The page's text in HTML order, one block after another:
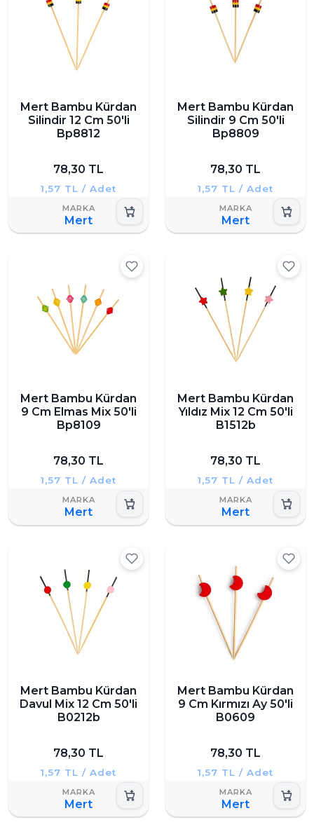
Mert Bambu Kürdan
Silindir 12 Cm 50'li
Bp8812
78,30 TL
1,57 TL / Adet
Mert
Mert Bambu Kürdan
Silindir 9 Cm 50'li
Bp8809
78,30 TL
1,57 TL / Adet
Mert
Mert Bambu Kürdan
9 Cm Elmas Mix 50'li
Bp8109
78,30 TL
1,57 TL / Adet
Mert
Mert Bambu Kürdan
Yıldız Mix 12 Cm 50'li
B1512b
78,30 TL
1,57 TL / Adet
Mert
Mert Bambu Kürdan
Davul Mix 12 Cm 50'li
B0212b
78,30 TL
1,57 TL / Adet
Mert
Mert Bambu Kürdan
9 Cm Kırmızı Ay 50'li
B0609
78,30 TL
1,57 TL / Adet
Mert